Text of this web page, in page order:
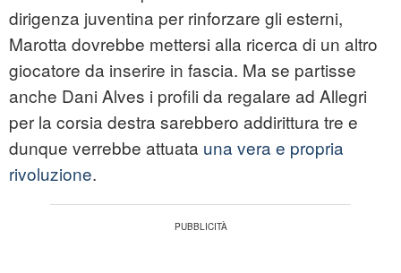
dirigenza juventina per rinforzare gli esterni,
Marotta dovrebbe mettersi alla ricerca di un altro
giocatore da inserire in fascia. Ma se partisse
anche Dani Alves i profili da regalare ad Allegri
per la corsia destra sarebbero addirittura tre e
dunque verrebbe attuata una vera e propria
rivoluzione.